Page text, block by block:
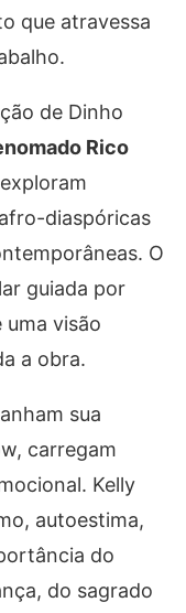
que atravessa
de Dinho
Rico
diaspóricas
O
guiada por
visão
a obra.
sua
carregam
Kelly
autoestima,
do
do sagrado